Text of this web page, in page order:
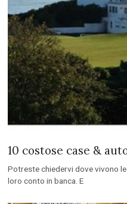
10 costose case &
Potreste chiedervi dove vivono
loro conto in banca. E